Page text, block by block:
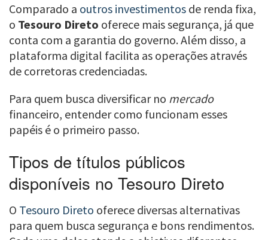
Comparado a outros investimentos de renda fixa,
o Tesouro Direto oferece mais segurança, já que
conta com a garantia do governo. Além disso, a
plataforma digital facilita as operações através
de corretoras credenciadas.
Para quem busca diversificar no mercado
financeiro, entender como funcionam esses
papéis é o primeiro passo.
Tipos de títulos públicos
disponíveis no Tesouro Direto
O Tesouro Direto oferece diversas alternativas
para quem busca segurança e bons rendimentos.